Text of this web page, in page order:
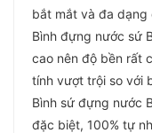
bắt mắt và đa dạng
Bình đựng nước sứ
cao nên độ bền rất
tính vượt trội so với
Bình sứ đựng nước
đặc biệt, 100% tự